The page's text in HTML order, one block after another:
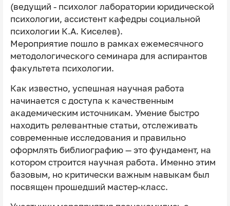
(ведущий - психолог лаборатории юридической
психологии, ассистент кафедры социальной
психологии К.А. Киселев).
Мероприятие пошло в рамках ежемесячного
методологического семинара для аспирантов
факультета психологии.
Как известно, успешная научная работа
начинается с доступа к качественным
академическим источникам. Умение быстро
находить релевантные статьи, отслеживать
современные исследования и правильно
оформлять библиографию — это фундамент, на
котором строится научная работа. Именно этим
базовым, но критически важным навыкам был
посвящен прошедший мастер-класс.